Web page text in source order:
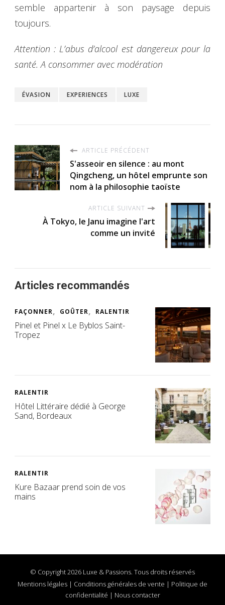
semble appartenir à son paysage depuis
toujours.
Attention : L’abus d’alcool est dangereux pour la
santé. A consommer avec modération
ÉVASION EXPERIENCES LUXE
ARTICLE PRÉCÉDENT
S'asseoir en silence : au mont
Qingcheng, un hôtel emprunte son
nom à la philosophie taoïste
ARTICLE SUIVANT
À Tokyo, le Janu imagine l'art
comme un invité
Articles recommandés
FAÇONNER GOÛTER RALENTIR
Pinel et Pinel x Le Byblos Saint-
Tropez
RALENTIR
Hôtel Littéraire dédié à George
Sand, Bordeaux
RALENTIR
Kure Bazaar prend soin de vos
mains
© Copyright 2026 Luxe & Passions. Tous droits réservés
Mentions légales | Conditions générales de vente | Politique de
confidentialité | Nous contacter